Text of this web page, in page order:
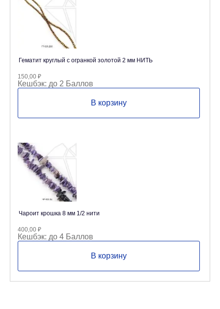
Гематит круглый с огранкой золотой 2 мм НИТЬ
150,00 ₽
Кешбэк: до 2 Баллов
В корзину
Чароит крошка 8 мм 1/2 нити
400,00 ₽
Кешбэк: до 4 Баллов
В корзину